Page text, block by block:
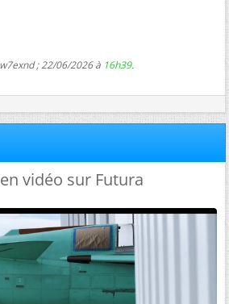
; 22/06/2026 à 16h39.
vidéo sur Futura